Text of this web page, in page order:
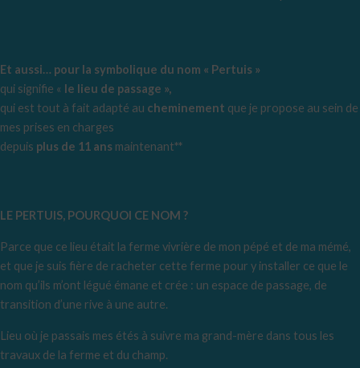
Et aussi… pour la symbolique du nom « Pertuis »
qui signifie « le lieu de passage »,
qui est tout à fait adapté au cheminement que je propose au sein de
mes prises en charges
depuis plus de 11 ans maintenant**
LE PERTUIS, POURQUOI CE NOM ?
Parce que ce lieu était la ferme vivrière de mon pépé et de ma mémé,
et que je suis fière de racheter cette ferme pour y installer ce que le
nom qu’ils m’ont légué émane et crée : un espace de passage, de
transition d’une rive à une autre.
Lieu où je passais mes étés à suivre ma grand-mère dans tous les
travaux de la ferme et du champ.